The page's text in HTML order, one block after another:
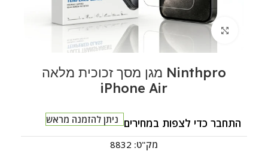
לחצו להגדלה
Ninthpro מגן מסך זכוכית מלאה
iPhone Air
התחבר כדי לצפות במחירים ניתן להזמנה מראש
מק"ט: 8832